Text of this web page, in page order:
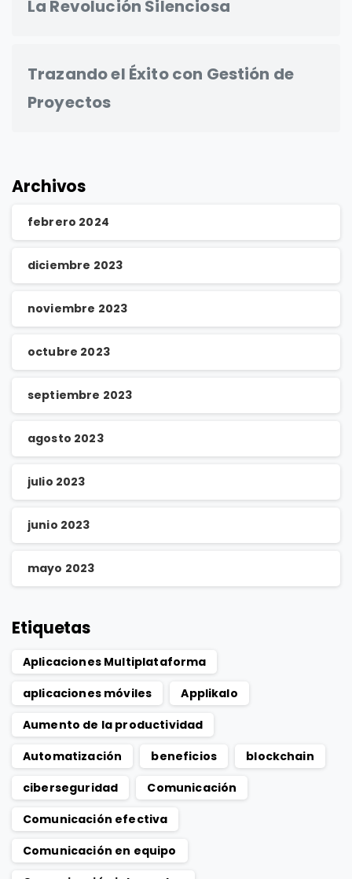
La Revolución Silenciosa
Trazando el Éxito con Gestión de
Proyectos
Archivos
febrero 2024
diciembre 2023
noviembre 2023
octubre 2023
septiembre 2023
agosto 2023
julio 2023
junio 2023
mayo 2023
Etiquetas
Aplicaciones Multiplataforma
aplicaciones móviles
Applikalo
Aumento de la productividad
Automatización
beneficios
blockchain
ciberseguridad
Comunicación
Comunicación efectiva
Comunicación en equipo